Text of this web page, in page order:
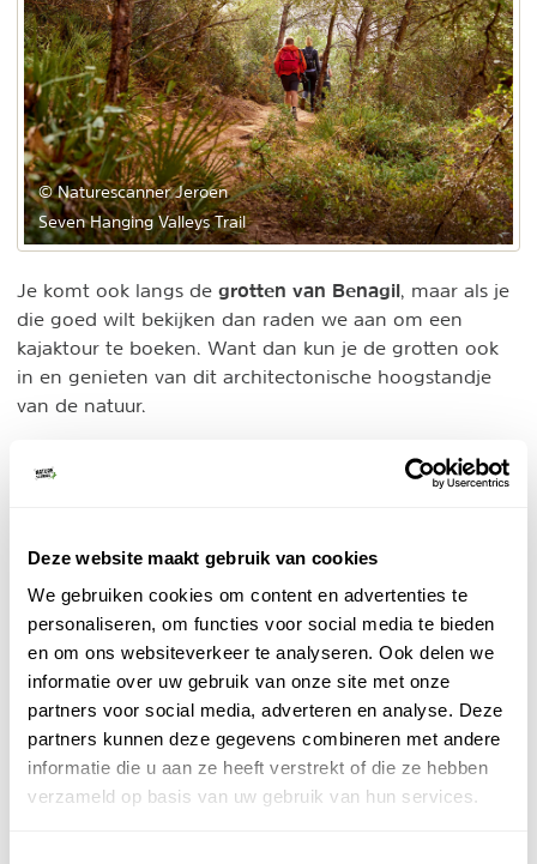
Deze website maakt gebruik van cookies
We gebruiken cookies om content en advertenties te
personaliseren, om functies voor social media te bieden
en om ons websiteverkeer te analyseren. Ook delen we
informatie over uw gebruik van onze site met onze
partners voor social media, adverteren en analyse. Deze
partners kunnen deze gegevens combineren met andere
informatie die u aan ze heeft verstrekt of die ze hebben
verzameld op basis van uw gebruik van hun services.
© Naturescanner Jeroen
Seven Hanging Valleys Trail
Je komt ook langs de grotten van Benagil , maar als je
die goed wilt bekijken dan raden we aan om een
kajaktour te boeken. Want dan kun je de grotten ook
in en genieten van dit architectonische hoogstandje
van de natuur.
3. Wandelen langs moerassen en zoutpannen
vormen voor vogels. Vooral het gebied tussen Faro en
de Spaanse grens (bij de zoutpannen van Castro Marim
Tavira naar Luz de Tavira) leent zich voor mooie
dagwandelingen naar de moerassen en zoutpannen
van de Algarve.